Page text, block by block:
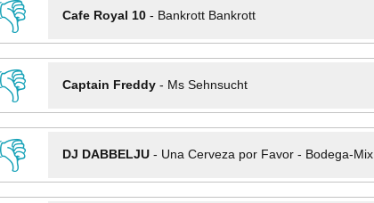
Cafe Royal 10- Bankrott Bankrott
Captain Freddy- Ms Sehnsucht
DJ DABBELJU- Una Cerveza por Favor - Bodega-Mix